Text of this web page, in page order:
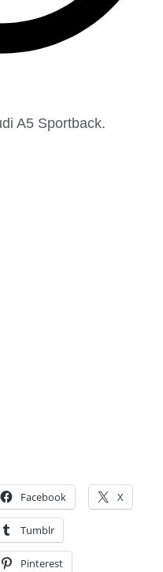
A5 Sportback.
Facebook X
Tumblr
Pinterest